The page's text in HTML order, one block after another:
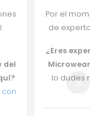
del
Por el
de expertos
¿Eres
Microwear
lo dudes